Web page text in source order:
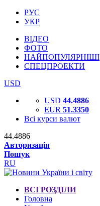
РУС
УКР
ВІДЕО
ФОТО
НАЙПОПУЛЯРНІШІ
СПЕЦПРОЕКТИ
USD
USD 44.4886
EUR 51.3350
Всі курси валют
44.4886
Авторизація
Пошук
RU
ВСІ РОЗДІЛИ
Головна